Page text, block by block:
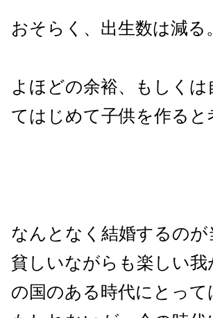
おそらく、出生数は減る。
よほどの余裕、もしく
てはじめて子供を作ると
なんとなく結婚するの
貧しいながらも楽しい
の国のある時代にとっ